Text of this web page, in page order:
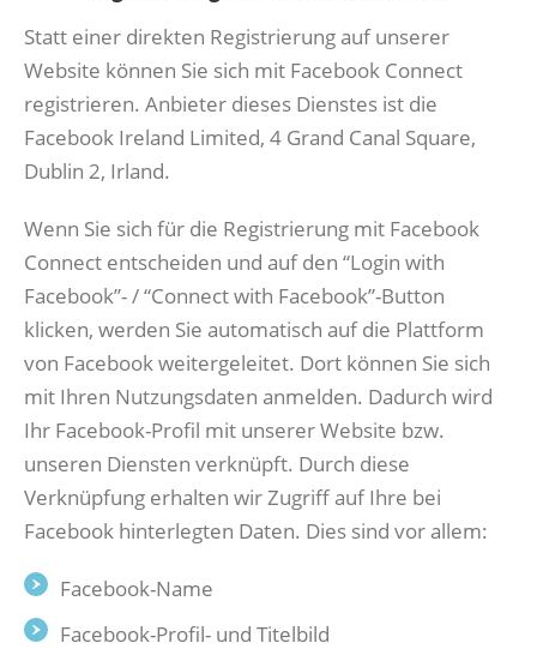
Statt einer direkten Registrierung auf unserer
Website können Sie sich mit Facebook Connect
registrieren. Anbieter dieses Dienstes ist die
Facebook Ireland Limited, 4 Grand Canal Square,
Dublin 2, Irland.
Wenn Sie sich für die Registrierung mit Facebook
Connect entscheiden und auf den “Login with
Facebook”- / “Connect with Facebook”-Button
klicken, werden Sie automatisch auf die Plattform
von Facebook weitergeleitet. Dort können Sie sich
mit Ihren Nutzungsdaten anmelden. Dadurch wird
Ihr Facebook-Profil mit unserer Website bzw.
unseren Diensten verknüpft. Durch diese
Verknüpfung erhalten wir Zugriff auf Ihre bei
Facebook hinterlegten Daten. Dies sind vor allem:
Facebook-Name
Facebook-Profil- und Titelbild